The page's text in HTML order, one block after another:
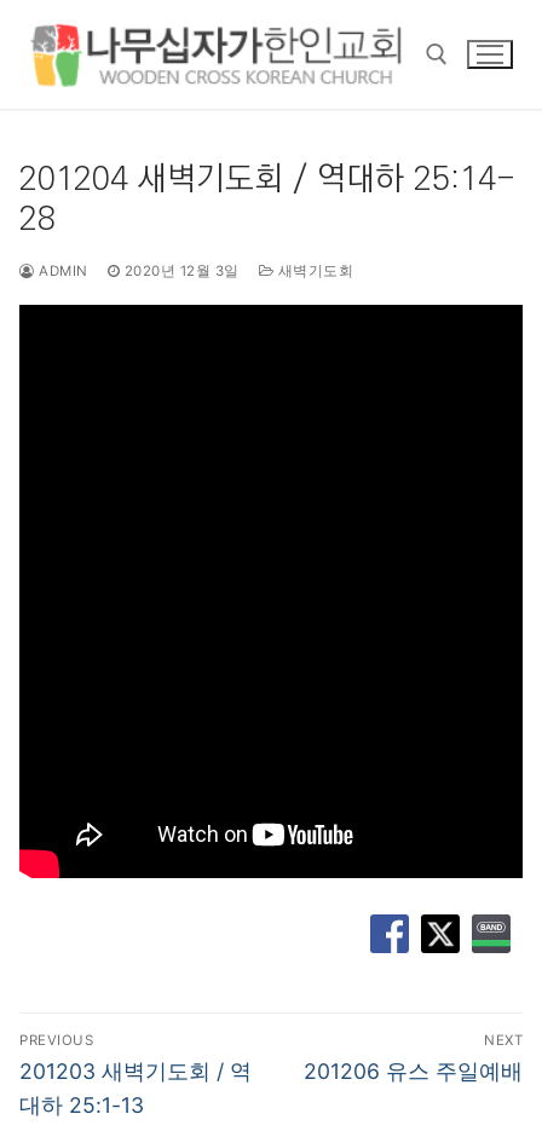
201204 새벽기도회 / 역대하 25:14-
28
ADMIN 2020년 12월 3일 새벽기도회
글
탐
색
PREVIOUS
Previous
post:
201203 새벽기도회 / 역
대하 25:1-13
NEXT
Next
201206 유스 주일예배